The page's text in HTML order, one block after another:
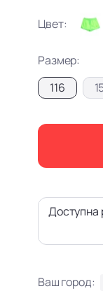
Цвет:
Размер:
116
Доступна
Ваш город: